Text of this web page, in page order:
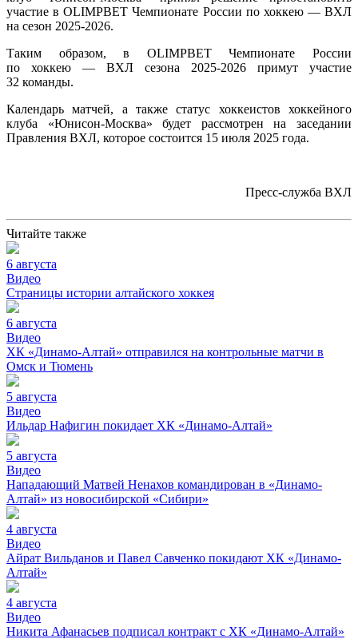
участие в OLIMPBET Чемпионате России по хоккею — ВХЛ
на сезон 2025-2026.
Таким образом, в OLIMPBET Чемпионате России
по хоккею — ВХЛ сезона 2025-2026 примут участие
32 команды.
Календарь матчей, а также статус хоккеистов хоккейного
клуба «Юнисон-Москва» будет рассмотрен на заседании
Правления ВХЛ, которое состоится 15 июля 2025 года.
Пресс-служба ВХЛ
Читайте также
6 августа
Видео
Страницы истории алтайского хоккея
6 августа
Видео
ХК «Динамо-Алтай» отправился на контрольные матчи в
Омск и Тюмень
5 августа
Видео
Ильдар Нафигин покидает ХК «Динамо-Алтай»
5 августа
Видео
Нападающий Матвей Ненахов командирован в «Динамо-
Алтай» из новосибирской «Сибири»
4 августа
Видео
Айрат Вильданов и Павел Савченко покидают ХК «Динамо-
Алтай»
4 августа
Видео
Никита Афанасьев подписал контракт с ХК «Динамо-Алтай»